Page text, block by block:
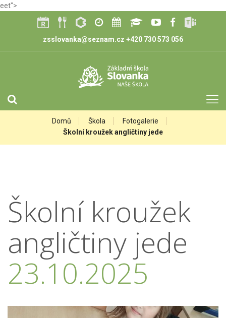
eet">
zsslovanka@seznam.cz +420 730 573 056
Domů Škola
Fotogalerie
Školní kroužek angličtiny jede
Školní kroužek
angličtiny jede
23.10.2025